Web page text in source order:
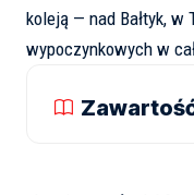
koleją — nad Bałtyk, w
wypoczynkowych w